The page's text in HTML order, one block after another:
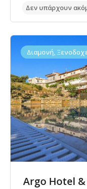
Δεν υπάρχουν
Διαμονή,
Argo Hotel